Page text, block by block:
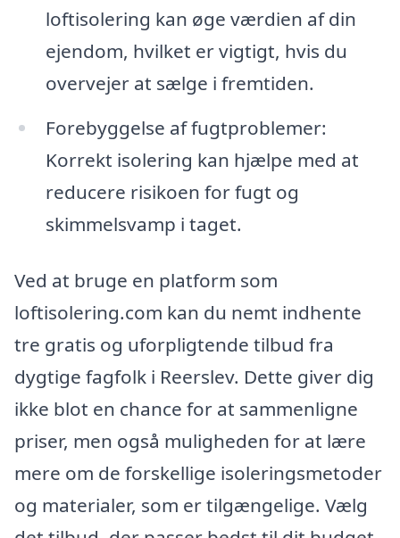
loftisolering kan øge værdien af din
ejendom, hvilket er vigtigt, hvis du
overvejer at sælge i fremtiden.
Forebyggelse af fugtproblemer:
Korrekt isolering kan hjælpe med at
reducere risikoen for fugt og
skimmelsvamp i taget.
Ved at bruge en platform som
loftisolering.com kan du nemt indhente
tre gratis og uforpligtende tilbud fra
dygtige fagfolk i Reerslev. Dette giver dig
ikke blot en chance for at sammenligne
priser, men også muligheden for at lære
mere om de forskellige isoleringsmetoder
og materialer, som er tilgængelige. Vælg